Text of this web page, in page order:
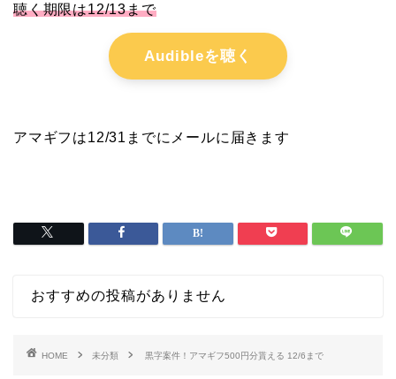
聴く期限は12/13まで
Audibleを聴く
アマギフは12/31までにメールに届きます
おすすめの投稿がありません
HOME 未分類 黒字案件！アマギフ500円分貰える 12/6まで